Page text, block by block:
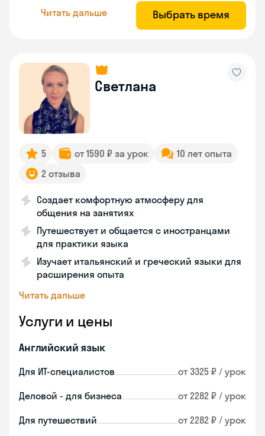
Читать дальше Выбрать время
Светлана
5 от 1590 ₽ за урок
10 лет опыта
2 отзыва
Создает комфортную атмосферу для
общения на занятиях
Путешествует и общается с иностранцами
для практики языка
Изучает итальянский и греческий языки для
расширения опыта
Читать дальше
Услуги и цены
Английский язык
Для ИТ-специалистов от 3325 ₽ / урок
Деловой - для бизнеса от 2282 ₽ / урок
Для путешествий от 2282 ₽ / урок